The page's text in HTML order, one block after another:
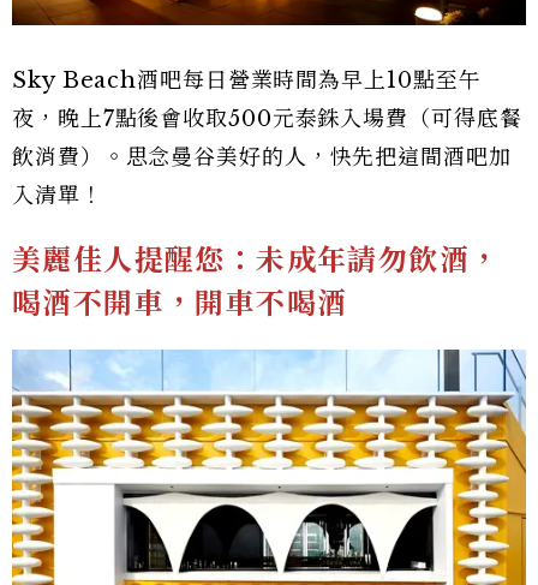
Sky Beach酒吧每日營業時間為早上10點至午
夜，晚上7點後會收取500元泰銖入場費（可得底餐
飲消費）。思念曼谷美好的人，快先把這間酒吧加
入清單！
美麗佳人提醒您：未成年請勿飲酒，
喝酒不開車，開車不喝酒